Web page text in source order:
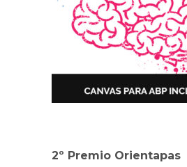
2º Premio Orientapas